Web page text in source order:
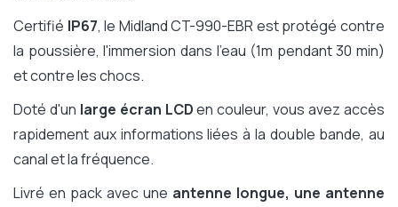
Certifié IP67, le Midland CT-990-EBR est protégé contre
la poussière, l'immersion dans l'eau (1m pendant 30 min)
et contre les chocs.
Doté d'un large écran LCDen couleur, vous avez accès
rapidement aux informations liées à la double bande, au
canal et la fréquence.
Livré en pack avec une antenne longue, une antenne